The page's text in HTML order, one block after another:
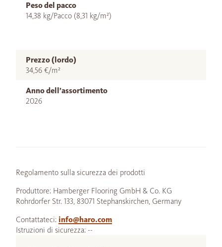
Peso del pacco
14,38 kg/Pacco (8,31 kg/m²)
Prezzo (lordo)
34,56 €/m²
Anno dell’assortimento
2026
Regolamento sulla sicurezza dei prodotti
Produttore: Hamberger Flooring GmbH & Co. KG
Rohrdorfer Str. 133, 83071 Stephanskirchen, Germany
Contattateci: info@haro.com
Istruzioni di sicurezza: --